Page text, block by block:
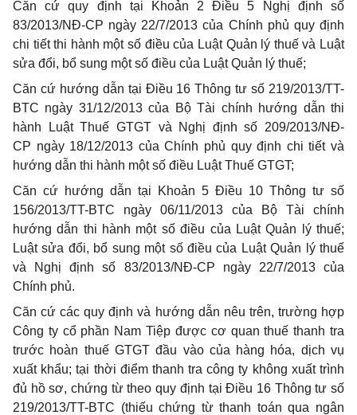
Căn cứ quy định tại Khoản 2 Điều 5 Nghị định số
83/2013/NĐ-CP ngày 22/7/2013 của Chính phủ quy định
chi tiết thi hành một số điều của Luật Quản lý thuế và Luật
sửa đổi, bổ sung một số điều của Luật Quản lý thuế;
Căn cứ hướng dẫn tại Điều 16 Thông tư số 219/2013/TT-
BTC ngày 31/12/2013 của Bộ Tài chính hướng dẫn thi
hành Luật Thuế GTGT và Nghị định số 209/2013/NĐ-
CP ngày 18/12/2013 của Chính phủ quy định chi tiết và
hướng dẫn thi hành một số điều Luật Thuế GTGT;
Căn cứ hướng dẫn tại Khoản 5 Điều 10 Thông tư số
156/2013/TT-BTC ngày 06/11/2013 của Bộ Tài chính
hướng dẫn thi hành một số điều của Luật Quản lý thuế;
Luật sửa đổi, bổ sung một số điều của Luật Quản lý thuế
và Nghị định số 83/2013/NĐ-CP ngày 22/7/2013 của
Chính phủ.
Căn cứ các quy định và hướng dẫn nêu trên, trường hợp
Công ty cổ phần Nam Tiệp được cơ quan thuế thanh tra
trước hoàn thuế GTGT đầu vào của hàng hóa, dịch vụ
xuất khẩu; tại thời điểm thanh tra công ty không xuất trình
đủ hồ sơ, chứng từ theo quy định tại Điều 16 Thông tư số
219/2013/TT-BTC (thiếu chứng từ thanh toán qua ngân